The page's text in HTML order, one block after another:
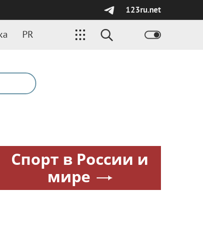
123ru.net
PR
Спорт в России и
мире